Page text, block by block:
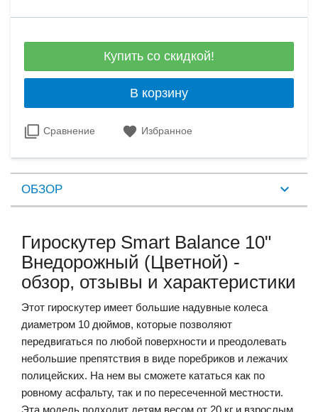
Купить со скидкой!
В корзину
Сравнение Избранное
ОБЗОР
Гироскутер Smart Balance 10"
Внедорожный (Цветной) -
обзор, отзывы и характеристики
Этот гироскутер имеет большие надувные колеса
диаметром 10 дюймов, которые позволяют
передвигаться по любой поверхности и преодолевать
небольшие препятствия в виде поребриков и лежачих
полицейских. На нем вы сможете кататься как по
ровному асфальту, так и по пересеченной местности.
Эта модель подходит детям весом от 20 кг и взрослым